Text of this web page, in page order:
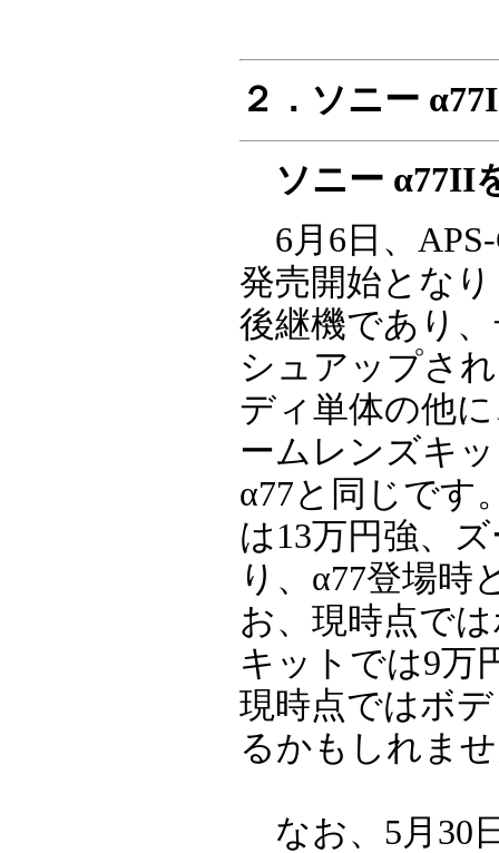
２．ソニー
ソニー α77II
6月6日、
発売開始とな
後継機であり
シュアップさ
ディ単体の他
ームレンズキ
α77と同じです
は13万円強、
り、α77登場時
お、現時点で
キットでは9万
現時点ではボ
るかもしれま
なお、5月30